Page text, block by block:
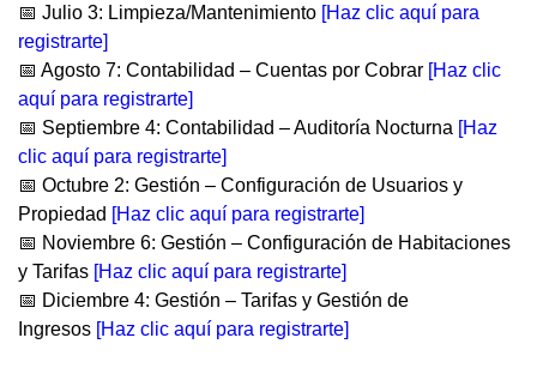
📅 Julio 3: Limpieza/Mantenimiento [Haz clic aquí para
registrarte]
📅 Agosto 7: Contabilidad – Cuentas por Cobrar [Haz clic
aquí para registrarte]
📅 Septiembre 4: Contabilidad – Auditoría Nocturna [Haz
clic aquí para registrarte]
📅 Octubre 2: Gestión – Configuración de Usuarios y
Propiedad [Haz clic aquí para registrarte]
📅 Noviembre 6: Gestión – Configuración de Habitaciones
y Tarifas [Haz clic aquí para registrarte]
📅 Diciembre 4: Gestión – Tarifas y Gestión de
Ingresos [Haz clic aquí para registrarte]